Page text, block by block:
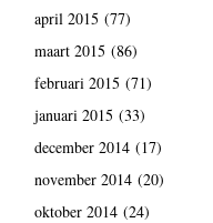
april 2015 (77)
maart 2015 (86)
februari 2015 (71)
januari 2015 (33)
december 2014(17)
november 2014(20)
oktober 2014(24)